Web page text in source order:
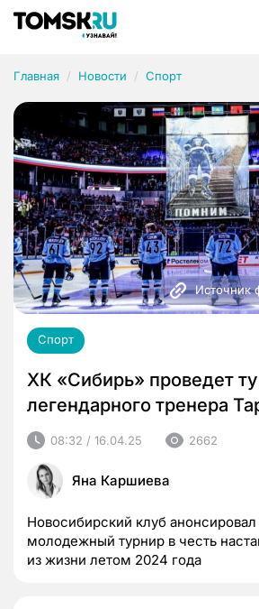
Главная Новости Спорт
Источник
Спорт
ХК «Сибирь» проведет
легендарного тренера
08:32 / 16.04.25 2662
Яна Каршиева
Новосибирский клуб
молодежный турнир в честь
из жизни летом 2024 года